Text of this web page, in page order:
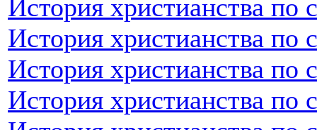
История христианства по
История христианства по
История христианства по
История христианства по